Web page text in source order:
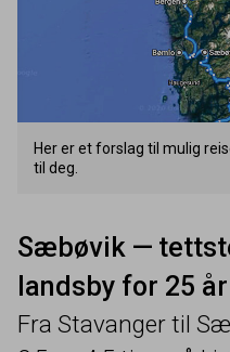
Her er et forslag til mulig
til deg.
Sæbøvik —
landsby for 25
Fra Stavanger til